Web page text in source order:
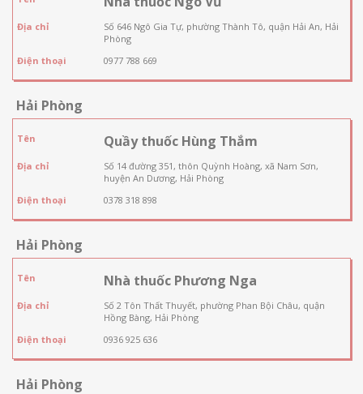
Địa chỉ
Số 646 Ngô Gia Tự, phường Thành Tô, quận Hải An, Hải
Phòng
Điện thoại
0977 788 669
Hải Phòng
Tên Quầy thuốc Hùng Thắm
Địa chỉ
Số 14 đường 351, thôn Quỳnh Hoàng, xã Nam Sơn,
huyện An Dương, Hải Phòng
Điện thoại
0378 318 898
Hải Phòng
Tên Nhà thuốc Phương Nga
Địa chỉ
Số 2 Tôn Thất Thuyết, phường Phan Bội Châu, quận
Hồng Bàng, Hải Phòng
Điện thoại
0936 925 636
Hải Phòng